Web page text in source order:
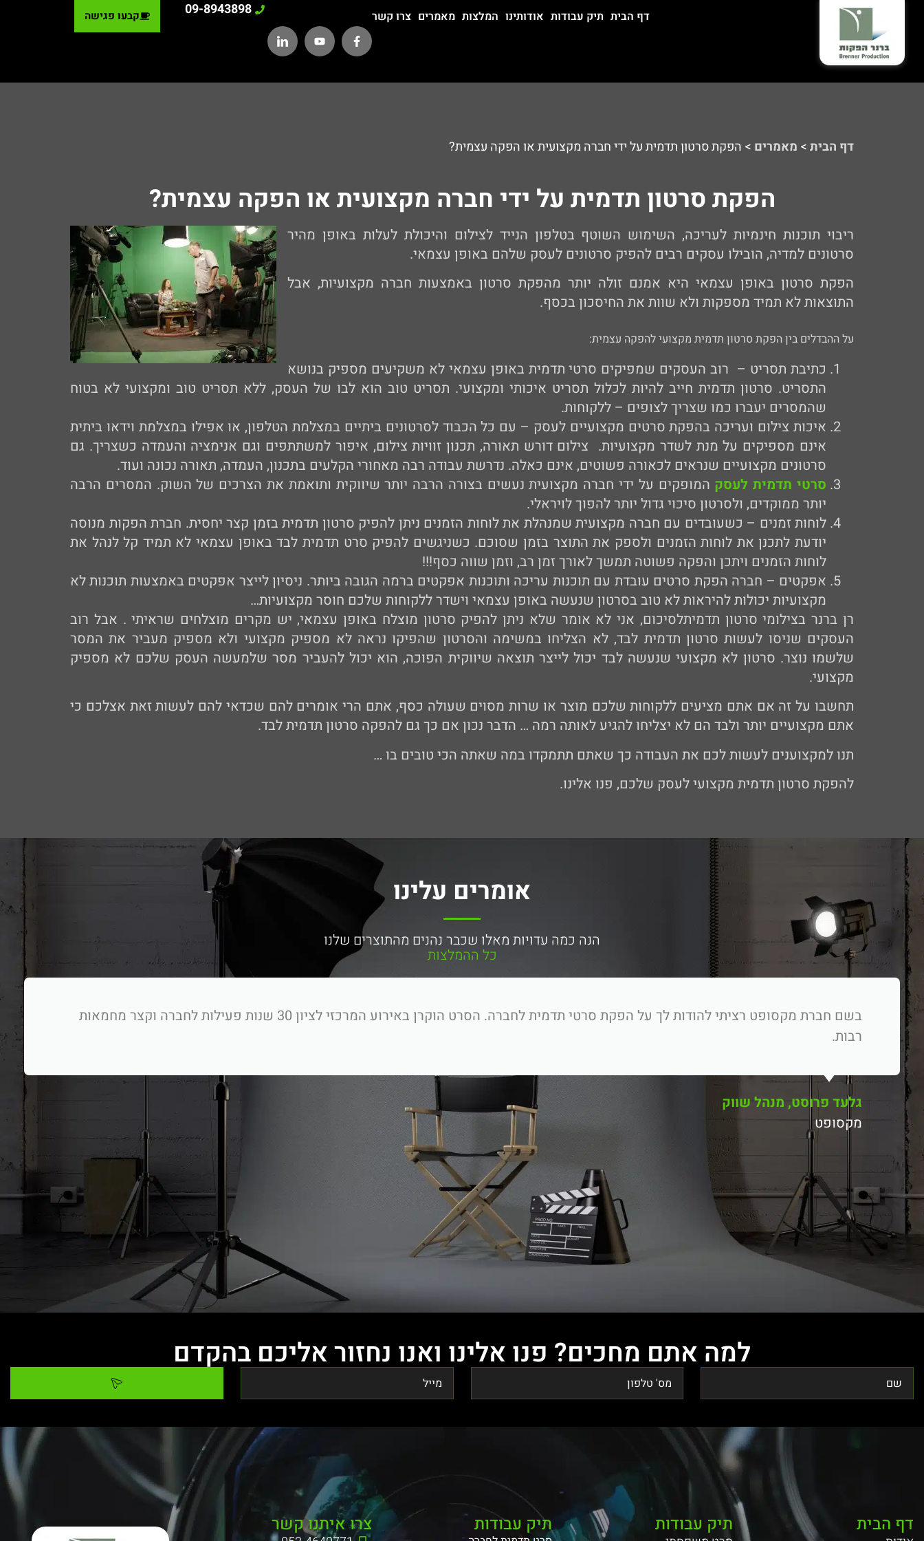
דף הבית תיק עבודות אודותינו המלצות מאמרים צרו קשר 09-8943898 קבעו פגישה
דף הבית> מאמרים > הפקת סרטון תדמית על ידי חברה מקצועית או הפקה עצמית?
הפקת סרטון תדמית על ידי חברה מקצועית או הפקה עצמית?
ריבוי תוכנות חינמיות לעריכה, השימוש השוטף בטלפון הנייד לצילום והיכולת לעלות באופן מהיר
סרטונים למדיה, הובילו עסקים רבים להפיק סרטונים לעסק שלהם באופן עצמאי.
הפקת סרטון באופן עצמאי היא אמנם זולה יותר מהפקת סרטון באמצעות חברה מקצועיות, אבל
התוצאות לא תמיד מספקות ולא שוות את החיסכון בכסף.
על ההבדלים בין הפקת סרטון תדמית מקצועי להפקה עצמית:
כתיבת תסריט – רוב העסקים שמפיקים סרטי תדמית באופן עצמאי לא משקיעים מספיק בנושא
התסריט. סרטון תדמית חייב להיות לכלול תסריט איכותי ומקצועי. תסריט טוב הוא לבו של העסק, ללא תסריט טוב ומקצועי לא בטוח
שהמסרים יעברו כמו שצריך לצופים – ללקוחות.
איכות צילום ועריכה בהפקת סרטים מקצועיים לעסק – עם כל הכבוד לסרטונים ביתיים במצלמת הטלפון, או אפילו במצלמת וידאו ביתית
אינם מספיקים על מנת לשדר מקצועיות. צילום דורש תאורה, תכנון זוויות צילום, איפור למשתתפים וגם אנימציה והעמדה כשצריך. גם
סרטונים מקצועיים שנראים לכאורה פשוטים, אינם כאלה. נדרשת עבודה רבה מאחורי הקלעים בתכנון, העמדה, תאורה נכונה ועוד.
סרטי תדמית לעסק המופקים על ידי חברה מקצועית נעשים בצורה הרבה יותר שיווקית ותואמת את הצרכים של השוק. המסרים הרבה
יותר ממוקדים, ולסרטון סיכוי גדול יותר להפוך לויראלי.
לוחות זמנים – כשעובדים עם חברה מקצועית שמנהלת את לוחות הזמנים ניתן להפיק סרטון תדמית בזמן קצר יחסית. חברת הפקות מנוסה
יודעת לתכנן את לוחות הזמנים ולספק את התוצר בזמן שסוכם. כשניגשים להפיק סרט תדמית לבד באופן עצמאי לא תמיד קל לנהל את
לוחות הזמנים ויתכן והפקה פשוטה תמשך לאורך זמן רב, וזמן שווה כסף!!!
אפקטים – חברה הפקת סרטים עובדת עם תוכנות עריכה ותוכנות אפקטים ברמה הגובה ביותר. ניסיון לייצר אפקטים באמצעות תוכנות לא
מקצועיות יכולות להיראות לא טוב בסרטון שנעשה באופן עצמאי וישדר ללקוחות שלכם חוסר מקצועיות…
רן ברנר בצילומי סרטון תדמיתלסיכום, אני לא אומר שלא ניתן להפיק סרטון מוצלח באופן עצמאי, יש מקרים מוצלחים שראיתי . אבל רוב
העסקים שניסו לעשות סרטון תדמית לבד, לא הצליחו במשימה והסרטון שהפיקו נראה לא מספיק מקצועי ולא מספיק מעביר את המסר
שלשמו נוצר. סרטון לא מקצועי שנעשה לבד יכול לייצר תוצאה שיווקית הפוכה, הוא יכול להעביר מסר שלמעשה העסק שלכם לא מספיק
מקצועי.
תחשבו על זה אם אתם מציעים ללקוחות שלכם מוצר או שרות מסוים שעולה כסף, אתם הרי אומרים להם שכדאי להם לעשות זאת אצלכם כי
אתם מקצועיים יותר ולבד הם לא יצליחו להגיע לאותה רמה … הדבר נכון אם כך גם להפקה סרטון תדמית לבד.
תנו למקצוענים לעשות לכם את העבודה כך שאתם תתמקדו במה שאתה הכי טובים בו …
להפקת סרטון תדמית מקצועי לעסק שלכם, פנו אלינו.
אומרים עלינו
הנה כמה עדויות מאלו שכבר נהנים מהתוצרים שלנו
כל ההמלצות
בשם חברת מקסופט רציתי להודות לך על הפקת סרטי תדמית לחברה. הסרט הוקרן באירוע המרכזי לציון 30 שנות פעילות לחברה וקצר מחמאות
רבות.
גלעד פרוסט, מנהל שווק
מקסופט
למה אתם מחכים? פנו אלינו ואנו נחזור אליכם בהקדם
דף הבית תיק עבודות תיק עבודות צרו איתנו קשר